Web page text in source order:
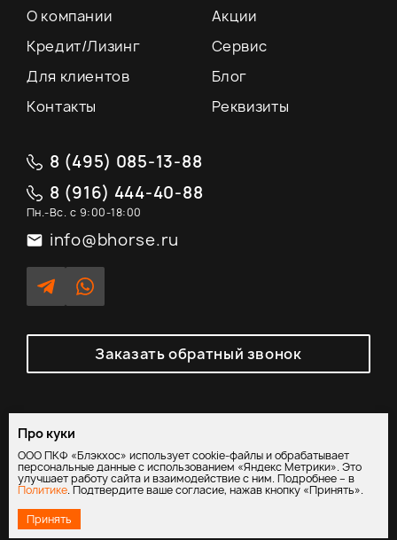
О компании
Акции
Кредит/Лизинг
Сервис
Для клиентов
Блог
Контакты
Реквизиты
8 (495) 085-13-88
8 (916) 444-40-88
Пн.-Вс. с 9:00-18:00
info@bhorse.ru
Заказать обратный звонок
Политика обработки персональных данных
обработку персональных данных
Про куки
ООО ПКФ «Блэкхос» использует cookie-файлы и обрабатывает
персональные данные с использованием «Яндекс Метрики». Это
улучшает работу сайта и взаимодействие с ним. Подробнее – в
Политике. Подтвердите ваше согласие, нажав кнопку «Принять».
Принять